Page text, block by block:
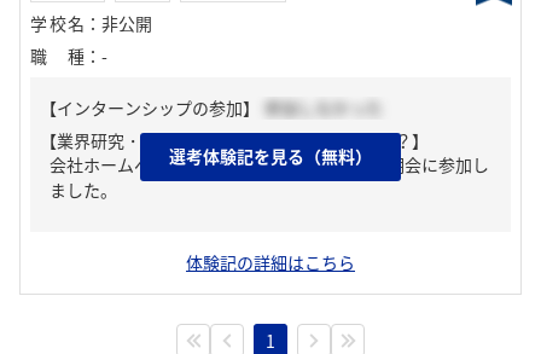
学校名 ： 非公開
職種 ： -
【インターンシップの参加】
参加しなかった
【業界研究・企業研究はどんな風にしましたか？】
会社ホームページやパンフレットを読み、説明会に参加し
ました。
選考体験記を見る（無料）
体験記の詳細はこちら
1